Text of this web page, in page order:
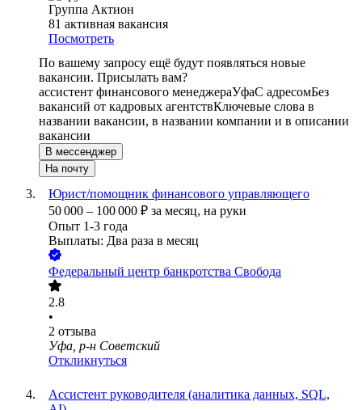
Группа Актион
81 активная вакансия
Посмотреть
По вашему запросу ещё будут появляться новые
вакансии. Присылать вам?
ассистент финансового менеджераУфаС адресомБез
вакансий от кадровых агентствКлючевые слова в
названии вакансии, в названии компании и в описании
вакансии
В мессенджер
На почту
Юрист/помощник финансового управляющего
50 000 – 100 000 ₽ за месяц, на руки
Опыт 1-3 года
Выплаты: Два раза в месяц
Федеральный центр банкротства Свобода
2.8
•
2 отзыва
Уфа, р-н Советский
Откликнуться
Ассистент руководителя (аналитика данных, SQL,